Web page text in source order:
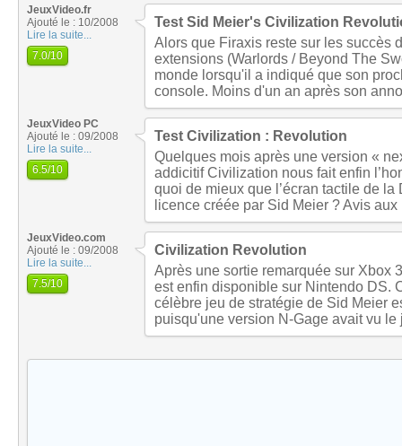
JeuxVideo.fr
Ajouté le : 10/2008
Lire la suite...
7.0/10
Test Sid Meier's Civilization
Alors que Firaxis reste sur les succès
extensions (Warlords / Beyond The
monde lorsqu'il a indiqué que son
console. Moins d'un an après son
JeuxVideo PC
Ajouté le : 09/2008
Lire la suite...
6.5/10
Test Civilization : Revolution
Quelques mois après une version «
addicitif Civilization nous fait enfin
quoi de mieux que l’écran tactile de
licence créée par Sid Meier ? Avis aux
JeuxVideo.com
Ajouté le : 09/2008
Lire la suite...
7.5/10
Civilization Revolution
Après une sortie remarquée sur Xbox
est enfin disponible sur Nintendo DS.
célèbre jeu de stratégie de Sid Meier
puisqu'une version N-Gage avait vu le